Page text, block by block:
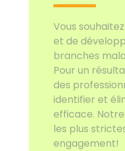
Vous
et de
branches
Pour un
des
identifier et
efficace.
les plus
engagement!